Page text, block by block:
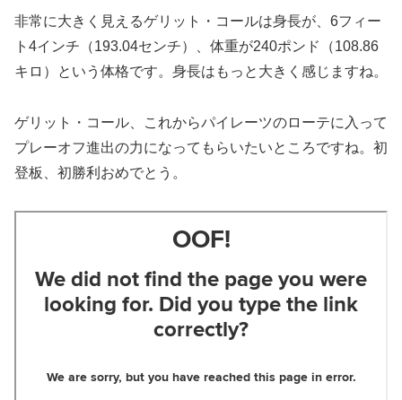
非常に大きく見えるゲリット・コールは身長が、6フィー
ト4インチ（193.04センチ）、体重が240ポンド（108.86
キロ）という体格です。身長はもっと大きく感じますね。
ゲリット・コール、これからパイレーツのローテに入って
プレーオフ進出の力になってもらいたいところですね。初
登板、初勝利おめでとう。